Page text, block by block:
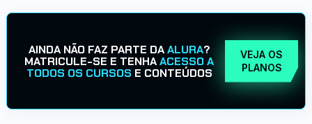
AINDA NÃO FAZ PARTE DAALURA?
MATRICULE-SE E TENHAACESSO A
TODOS OS CURSOS E CONTEÚDOS
VEJA OS
PLANOS